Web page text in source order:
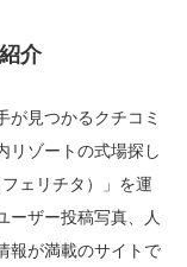
介
が見つかるクチコミ
リゾートの式場探し
ェリチタ）」を運
ーザー投稿写真、人
報が満載のサイトで